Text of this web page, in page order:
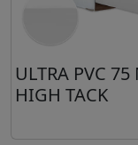
ULTRA PVC
HIGH TACK